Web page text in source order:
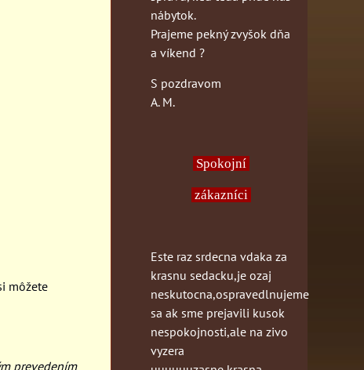
môžete
prevedením
nábytok.
Prajeme pekný zvyšok dňa
a víkend ?
S pozdravom
A. M.
Spokojní
zákazníci
Este raz srdecna vdaka za
krasnu sedacku,je ozaj
neskutocna,ospravedlnujeme
sa ak sme prejavili kusok
nespokojnosti,ale na zivo
vyzera